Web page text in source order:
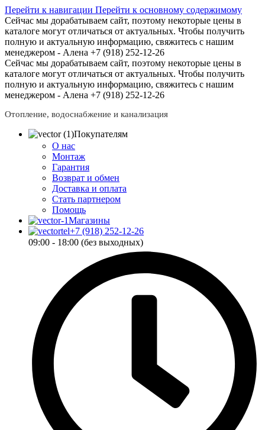
Перейти к навигации Перейти к основному содержимому
Сейчас мы дорабатываем сайт, поэтому некоторые цены в
каталоге могут отличаться от актуальных. Чтобы получить
полную и актуальную информацию, свяжитесь с нашим
менеджером - Алена +7 (918) 252-12-26
Сейчас мы дорабатываем сайт, поэтому некоторые цены в
каталоге могут отличаться от актуальных. Чтобы получить
полную и актуальную информацию, свяжитесь с нашим
менеджером - Алена +7 (918) 252-12-26
Отопление, водоснабжение и канализация
Покупателям
О нас
Монтаж
Гарантия
Возврат и обмен
Доставка и оплата
Стать партнером
Помощь
Магазины
+7 (918) 252-12-26
09:00 - 18:00 (без выходных)